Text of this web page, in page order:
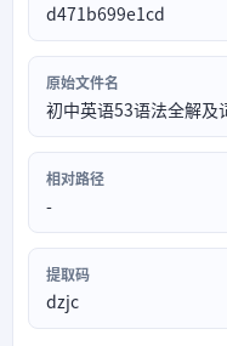
d471b699e1cd
原始文件名
初中英语53语法全解及
相对路径
-
提取码
dzjc